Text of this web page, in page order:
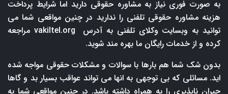
به صورت فوری نیاز به مشاوره حقوقی دارید اما شرایط پرداخت
هزینه مشاوره حقوقی تلفنی را ندارید در چنین مواقعی شما می
توانید به وبسایت وکلای تلفنی به آدرس
vakiltel.org مراجعه
کرده و از خدمات رایگان ما بهره مند شوید.
بدون شک شما هم بارها با سوالات و مشکلات حقوقی مواجه شده
اید. مسائلی که بی توجهی به انها می تواند عواقب بسیار بد و گاها
جبران ناپذیری را به همراه داشته باشد. در چنین مواقعی شما به